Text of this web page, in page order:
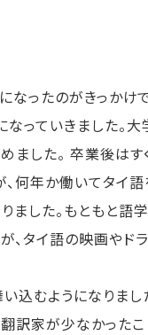
ったのがきっかけ
っていきました。大
ました。 卒業後はす
何年か働いてタイ語
ました。もともと語
、タイ語の映画やド
むようになりまし
訳家が少なかった